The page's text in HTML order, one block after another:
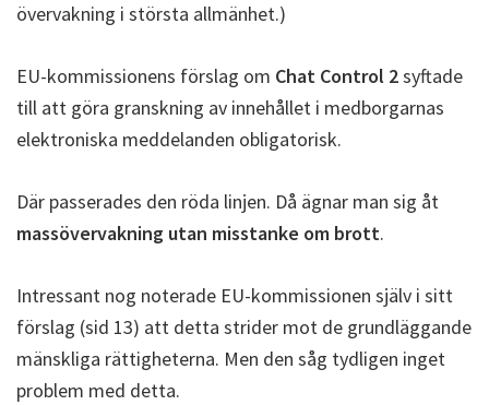
övervakning i största allmänhet.)
EU-kommissionens förslag om Chat Control 2syftade
till att göra granskning av innehållet i medborgarnas
elektroniska meddelanden obligatorisk.
Där passerades den röda linjen. Då ägnar man sig åt
massövervakning utan misstanke om brott.
Intressant nog noterade EU-kommissionen själv i sitt
förslag (sid 13) att detta strider mot de grundläggande
mänskliga rättigheterna. Men den såg tydligen inget
problem med detta.